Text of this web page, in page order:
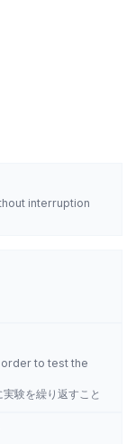
interruption
to test the
験を繰り返すこと